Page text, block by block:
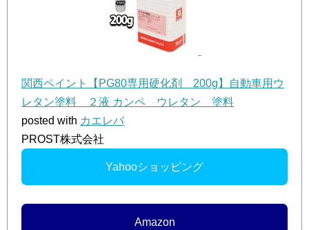
関西ペイント【PG80専用硬化剤 200g】自動車用ウ
レタン塗料 ２液 カンペ ウレタン 塗料
posted with カエレバ
PROST株式会社
Yahooショッピング
Amazon